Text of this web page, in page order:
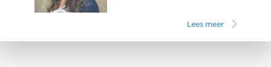
Lees meer